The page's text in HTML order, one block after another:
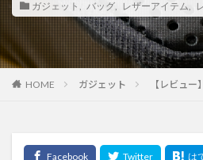
ガジェット
バッグ, レザーアイテム
HOME ガジェット 【レビュ